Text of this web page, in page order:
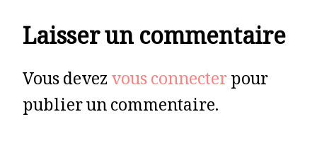
Laisser un commentaire
Vous devezvous connecterpour
publier un commentaire.